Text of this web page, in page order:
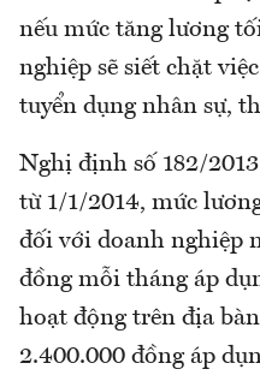
nếu mức tăng lương
nghiệp sẽ siết chặt
tuyển dụng nhân sự,
Nghị định số 182/
từ 1/1/2014, mức
đối với doanh nghiệp
đồng mỗi tháng áp
hoạt động trên địa
2.400.000 đồng áp